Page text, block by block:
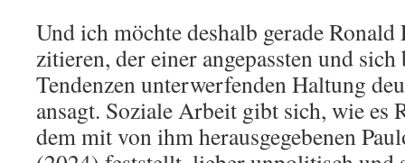
Und ich möchte deshalb gerade
zitieren, der einer angepassten und
Tendenzen unterwerfenden Haltung
ansagt. Soziale Arbeit gibt sich, wie
dem mit von ihm herausgegebenen